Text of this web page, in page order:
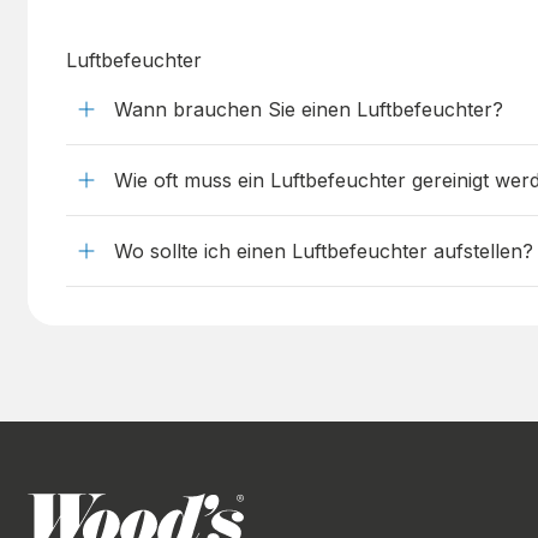
Luftbefeuchter
Wann brauchen Sie einen Luftbefeuchter?
Wie oft muss ein Luftbefeuchter gereinigt
Wo sollte ich einen Luftbefeuchter aufstellen?